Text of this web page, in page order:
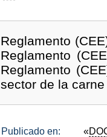
Reglamento
Reglamento
Reglamento
sector de la
Publicado en: «